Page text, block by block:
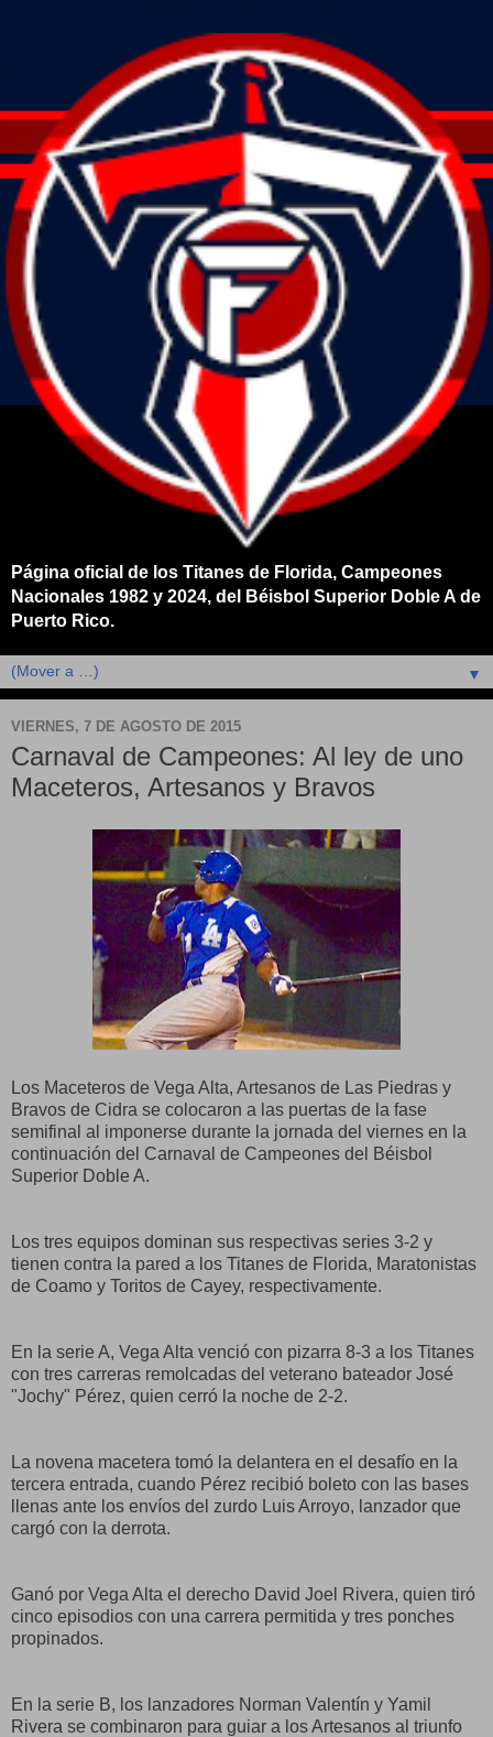
Página oficial de los Titanes de Florida, Campeones
Nacionales 1982 y 2024, del Béisbol Superior Doble A de
Puerto Rico.
▼
VIERNES, 7 DE AGOSTO DE 2015
Carnaval de Campeones: Al ley de uno
Maceteros, Artesanos y Bravos
Los Maceteros de Vega Alta, Artesanos de Las Piedras y
Bravos de Cidra se colocaron a las puertas de la fase
semifinal al imponerse durante la jornada del viernes en la
continuación del Carnaval de Campeones del Béisbol
Superior Doble A.
Los tres equipos dominan sus respectivas series 3-2 y
tienen contra la pared a los Titanes de Florida, Maratonistas
de Coamo y Toritos de Cayey, respectivamente.
En la serie A, Vega Alta venció con pizarra 8-3 a los Titanes
con tres carreras remolcadas del veterano bateador José
"Jochy" Pérez, quien cerró la noche de 2-2.
La novena macetera tomó la delantera en el desafío en la
tercera entrada, cuando Pérez recibió boleto con las bases
llenas ante los envíos del zurdo Luis Arroyo, lanzador que
cargó con la derrota.
Ganó por Vega Alta el derecho David Joel Rivera, quien tiró
cinco episodios con una carrera permitida y tres ponches
propinados.
En la serie B, los lanzadores Norman Valentín y Yamil
Rivera se combinaron para guiar a los Artesanos al triunfo